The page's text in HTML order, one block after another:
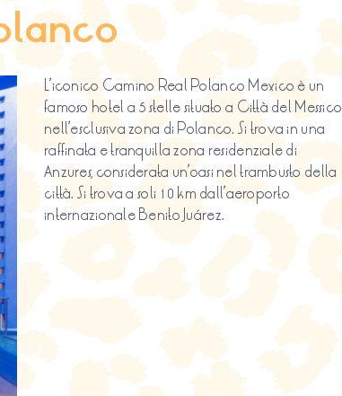
L’iconico Camino Real Polanco Mexico è un
famoso hotel a 5 stelle situato a Città del Messico
nell’esclusiva zona di Polanco. Si trova in una
raffinata e tranquilla zona residenziale di
Anzures, considerata un’oasi nel trambusto della
città. Si trova a soli 10 km dall’aeroporto
internazionale Benito Juárez.